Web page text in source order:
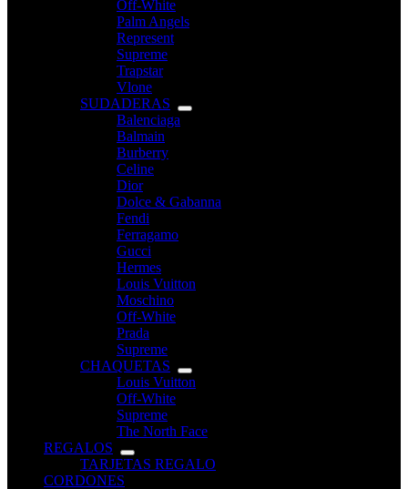
Off-White
Palm Angels
Represent
Supreme
Trapstar
Vlone
SUDADERAS
Balenciaga
Balmain
Burberry
Celine
Dior
Dolce & Gabanna
Fendi
Ferragamo
Gucci
Hermes
Louis Vuitton
Moschino
Off-White
Prada
Supreme
CHAQUETAS
Louis Vuitton
Off-White
Supreme
The North Face
REGALOS
TARJETAS REGALO
CORDONES